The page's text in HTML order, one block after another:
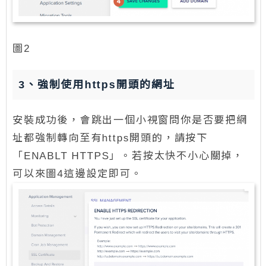
圖2
3、強制使用https開頭的網址
安裝成功後，會跳出一個小視窗問你是否要把網
址都強制轉向至有https開頭的，請按下
「ENABLT HTTPS」。若按太快不小心關掉，
可以來圖4這邊設定即可。